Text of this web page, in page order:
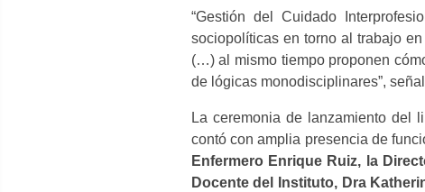
“Gestión del Cuidado
sociopolíticas en torno al trabajo
(…) al mismo tiempo proponen
de lógicas monodisciplinares”,
La ceremonia de lanzamiento del
contó con amplia presencia de
Enfermero Enrique Ruiz, la
Docente del Instituto, Dra